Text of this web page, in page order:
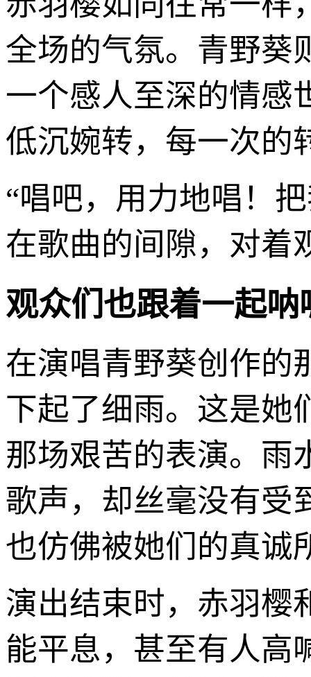
全场的气氛。青野葵
一个感人至深的情感
低沉婉转，每一次的
“唱吧，用力地唱！
在歌曲的间隙，对着
观众们也跟着一起
在演唱青野葵创作的
下起了细雨。这是她
那场艰苦的表演。雨
歌声，却丝毫没有受
也仿佛被她们的真诚
演出结束时，赤羽樱
能平息，甚至有人高